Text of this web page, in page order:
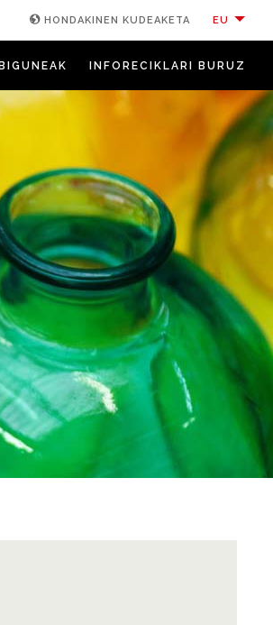
HONDAKINEN KUDEAKETA EU
INFORECIKLARI BURUZ